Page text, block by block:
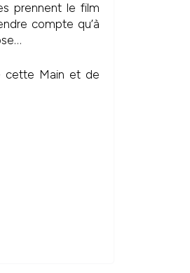
prennent le film
compte qu’à
cette Main et de